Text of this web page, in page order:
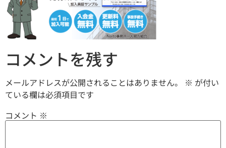
コメントを残す
メールアドレスが公開されることはありません。 ※ が付い
ている欄は必須項目です
コメント ※